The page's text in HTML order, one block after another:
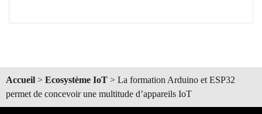
Accueil > Ecosystème IoT > La formation Arduino et ESP32
permet de concevoir une multitude d’appareils IoT